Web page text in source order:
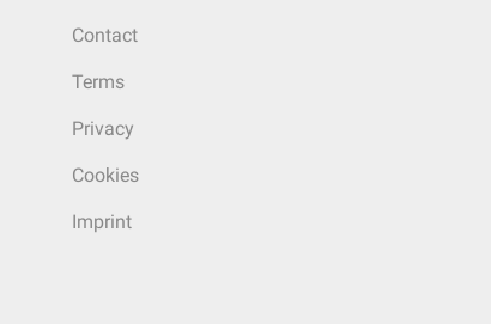
Contact
Terms
Privacy
Cookies
Imprint